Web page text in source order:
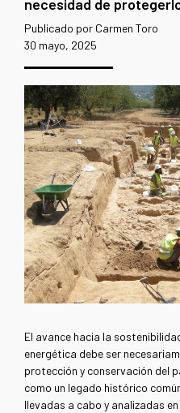
necesidad de
Publicado por Carmen Toro
30 mayo, 2025
El avance hacia la
energética debe ser
protección y conservación del
como un legado histórico
llevadas a cabo y analizadas